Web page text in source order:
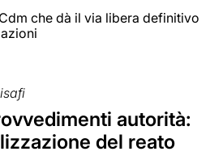
che dà il via libera definitivo
autorità:
del reato